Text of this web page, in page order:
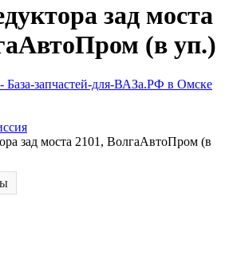
зад моста
(в уп.)
запчастей-для-ВАЗа.РФ в Омске
зад моста 2101, ВолгаАвтоПром (в